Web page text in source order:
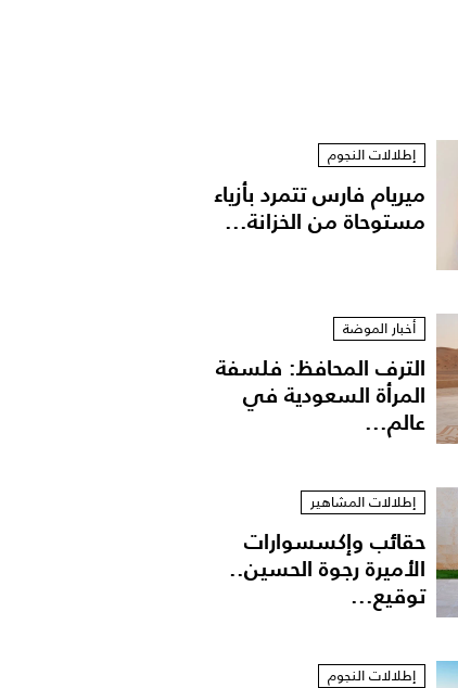
إطلالات النجوم
ميريام فارس تتمرد بأزياء
مستوحاة من الخزانة...
أخبار الموضة
الترف المحافظ: فلسفة
المرأة السعودية في
عالم...
إطلالات المشاهير
حقائب وإكسسوارات
الأميرة رجوة الحسين..
توقيع...
إطلالات النجوم